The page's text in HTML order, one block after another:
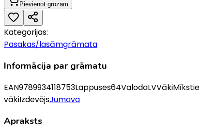
Pievienot grozam
Kategorijas:
Pasakas/lasāmgrāmata
Informācija par grāmatu
EAN9789934118753Lappuses64ValodaLVVākiMīkstie
vākiIzdevējsJumava
Apraksts